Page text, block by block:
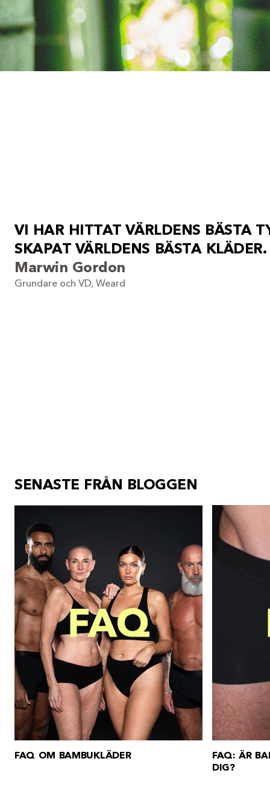
VI HAR H TTAT VÄRLD E NS BÄSTA T
S KAPAT VÄRLD E NS BÄSTA KLÄD E R.
Marwin Gordon
Grundare och VD, Weard
SENASTE FRÅN BLOGGEN
FAQ OM BAMBUKLÄDER
FAQ: ÄR
DIG?